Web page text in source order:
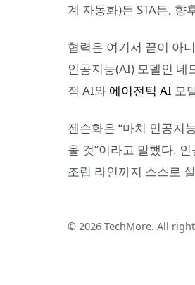
계 자동화)든 STA든,
협력은 여기서 끝이 아
인공지능(AI) 모델인 네
적 AI와 에이전틱 AI 모
젠슨화은 “마치 인공지
울 것”이라고 말했다.
조립 라인까지 스스로
© 2026 TechMore. All